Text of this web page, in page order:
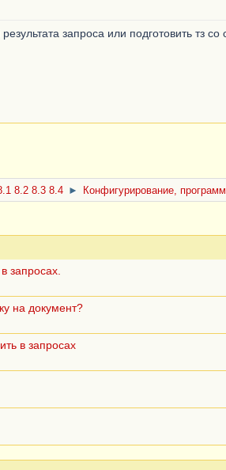
запроса или подготовить тз
8.2 8.3 8.4 ► Конфигурирование,
запросах.
на документ?
в запросах